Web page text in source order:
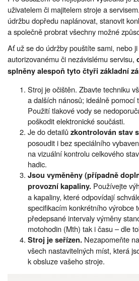
uživatelem či majitelem stroje a
údržbu dopředu naplánovat, stanovit
a společně probrat všechny možné
Ať už se do údržby pouštíte sami, nebo
autorizovanému či nezávislému servisu,
splněny alespoň tyto čtyři základní
Stroj je očištěn. Zbavte techniku
a dalších nánosů; ideálně pomocí
Použití tlakové vody se
poškodit elektronické součásti.
Je do detailů zkontrolován stav
posoudit i bez speciálního
na vizuální kontrolu celkového
hadic.
Jsou vyměněny (případně
provozní kapaliny. Používejte
a kapaliny, které odpovídají
specifikacím konkrétního výrobce
předepsané intervaly výměny
motohodin (Mth) tak i času – dle
Stroj je seřízen. Nezapomeňte
všech nastavitelných míst, která
k obsluze vašeho stroje.